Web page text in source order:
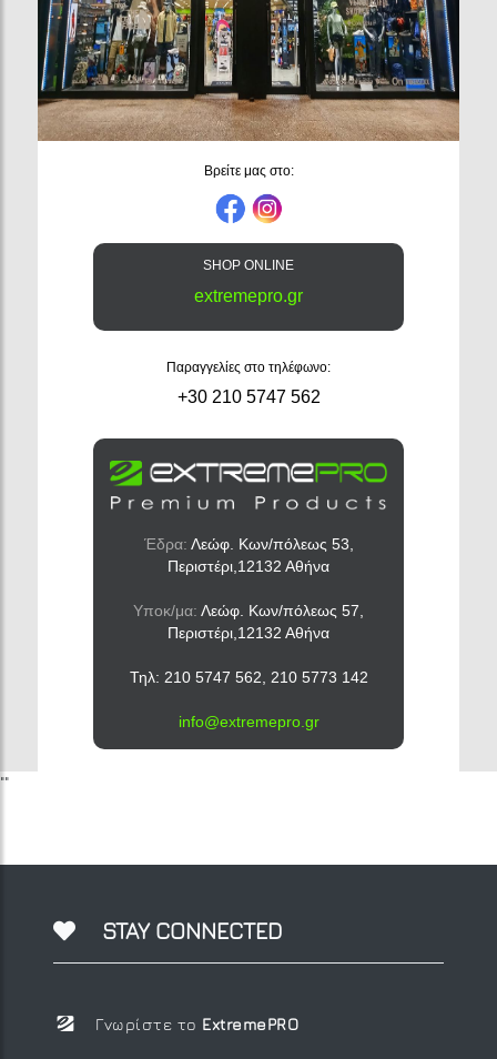
Βρείτε μας στο:
SHOP ONLINE
extremepro.gr
Παραγγελίες στο τηλέφωνο:
+30 210 5747 562
Έδρα: Λεώφ. Κων/πόλεως 53,
Περιστέρι,12132 Αθήνα
Υποκ/μα: Λεώφ. Κων/πόλεως 57,
Περιστέρι,12132 Αθήνα
Τηλ: 210 5747 562, 210 5773 142
info@extremepro.gr
""
STAY CONNECTED
Γνωρίστε το ExtremePRO